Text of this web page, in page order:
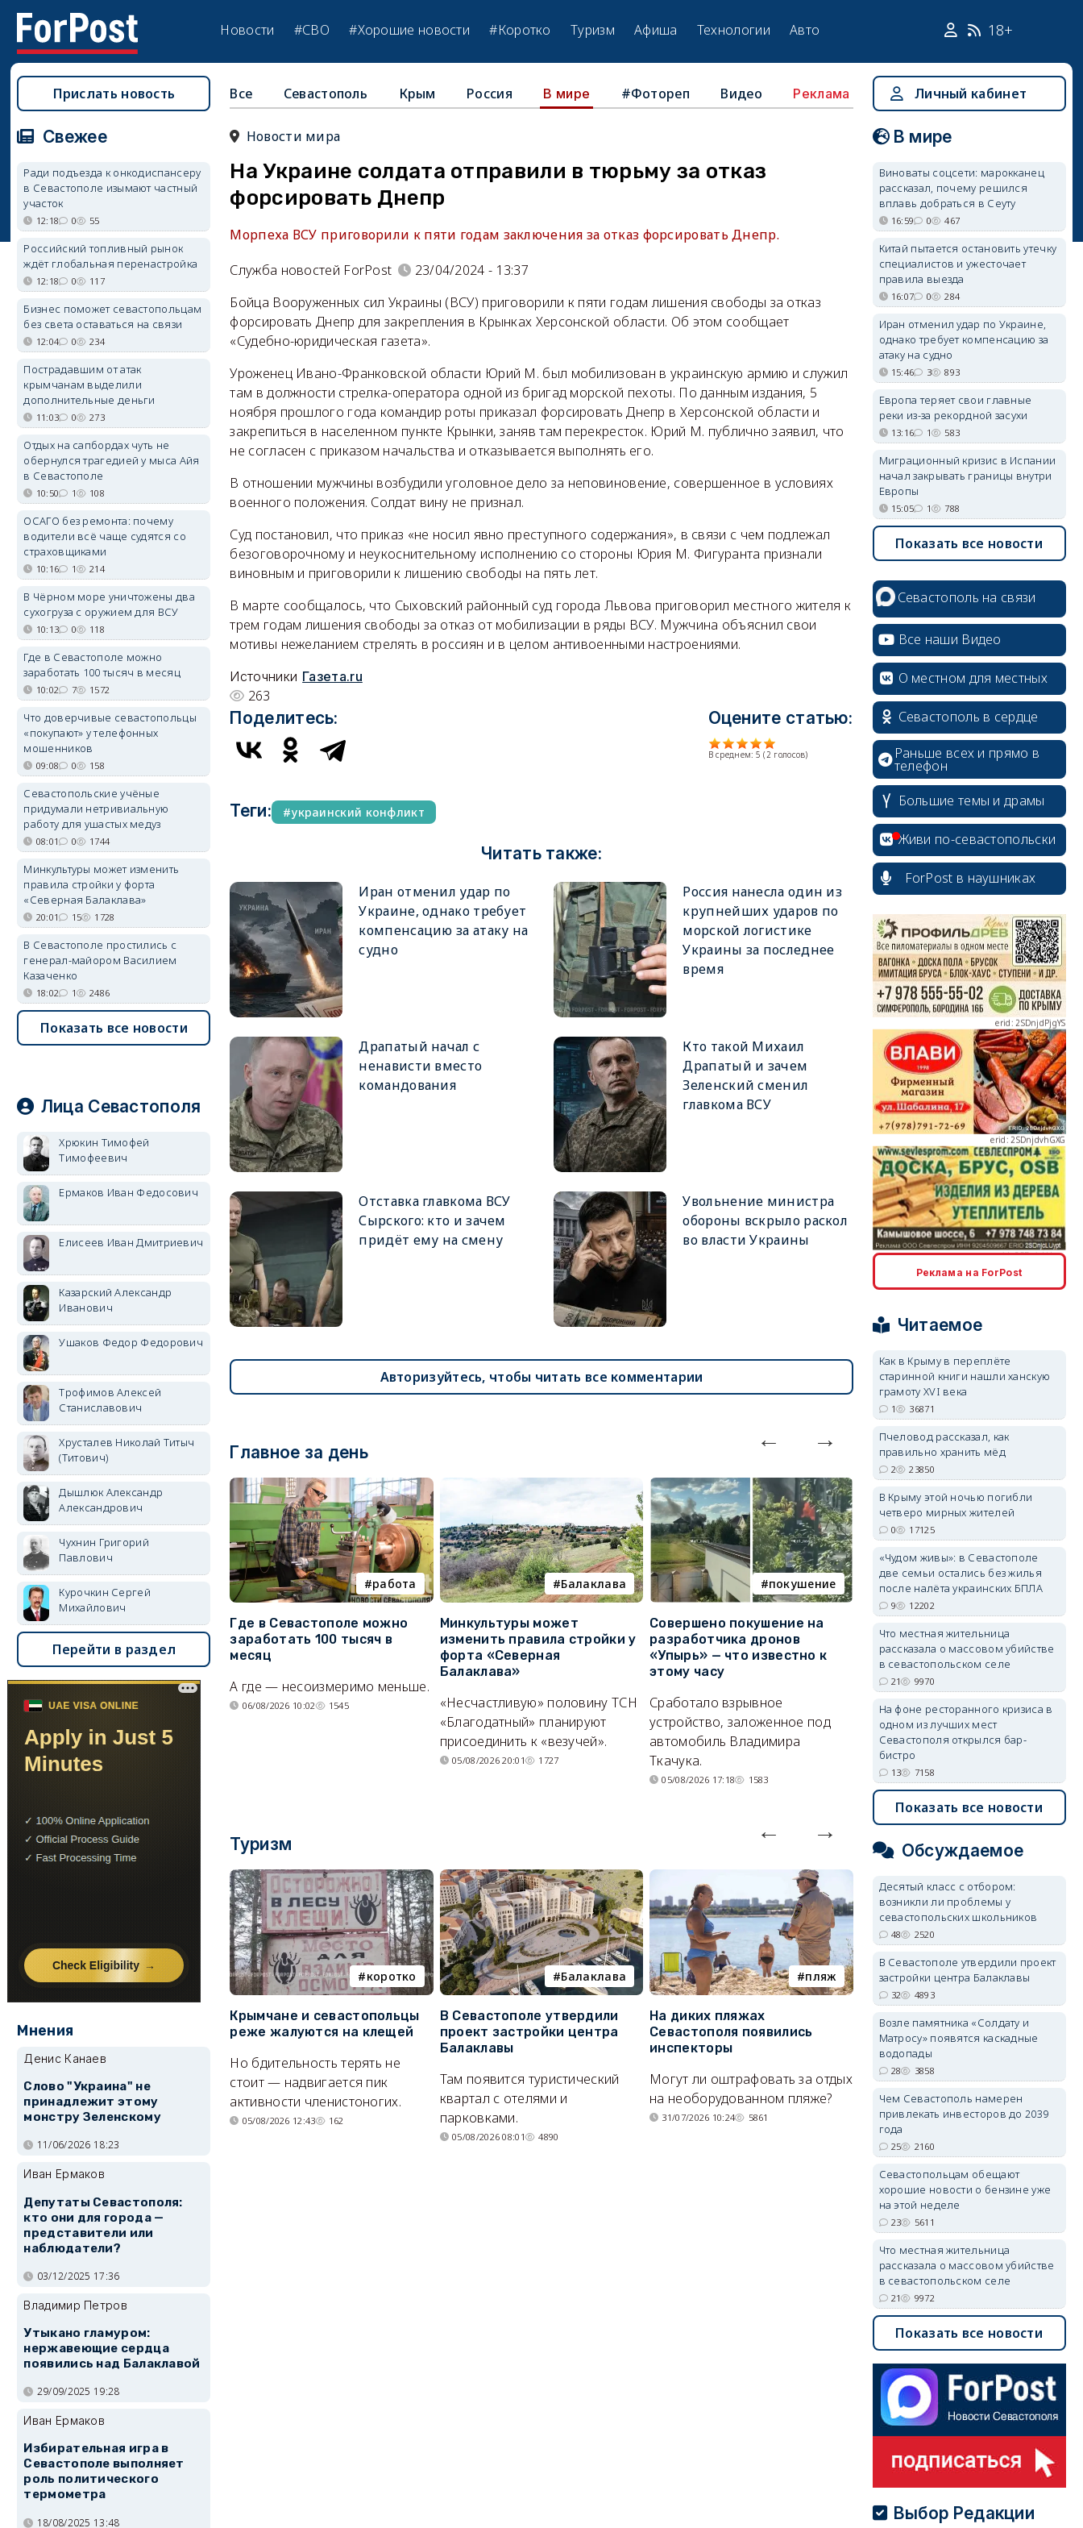
Новости #СВО #Хорошие новости #Коротко Туризм Афиша Технологии Авто 18+
Все Севастополь Крым Россия В мире #Фотореп Видео Реклама
Новости мира
На Украине солдата отправили в тюрьму за отказ
форсировать Днепр
Морпеха ВСУ приговорили к пяти годам заключения за отказ форсировать Днепр.
Служба новостей ForPost
23/04/2024 - 13:37
Бойца Вооруженных сил Украины (ВСУ) приговорили к пяти годам лишения свободы за отказ
форсировать Днепр для закрепления в Крынках Херсонской области. Об этом сообщает
«Судебно-юридическая газета».
Уроженец Ивано-Франковской области Юрий М. был мобилизован в украинскую армию и служил
там в должности стрелка-оператора одной из бригад морской пехоты. По данным издания, 5
ноября прошлого года командир роты приказал форсировать Днепр в Херсонской области и
закрепиться в населенном пункте Крынки, заняв там перекресток. Юрий М. публично заявил, что
не согласен с приказом начальства и отказывается выполнять его.
В отношении мужчины возбудили уголовное дело за неповиновение, совершенное в условиях
военного положения. Солдат вину не признал.
Суд постановил, что приказ «не носил явно преступного содержания», в связи с чем подлежал
безоговорочному и неукоснительному исполнению со стороны Юрия М. Фигуранта признали
виновным и приговорили к лишению свободы на пять лет.
В марте сообщалось, что Сыховский районный суд города Львова приговорил местного жителя к
трем годам лишения свободы за отказ от мобилизации в ряды ВСУ. Мужчина объяснил свои
мотивы нежеланием стрелять в россиян и в целом антивоенными настроениями.
Источники Газета.ru
263
Поделитесь: Оцените статью:
В среднем: 5 (2 голосов)
Теги: украинский конфликт
Читать также:
Иран отменил удар по
Украине, однако требует
компенсацию за атаку на
судно
Россия нанесла один из
крупнейших ударов по
морской логистике
Украины за последнее
время
Драпатый начал с
ненависти вместо
командования
Кто такой Михаил
Драпатый и зачем
Зеленский сменил
главкома ВСУ
Отставка главкома ВСУ
Сырского: кто и зачем
придёт ему на смену
Увольнение министра
обороны вскрыло раскол
во власти Украины
Авторизуйтесь, чтобы читать все комментарии
Главное за день
работа
Где в Севастополе можно
заработать 100 тысяч в
месяц
А где — несоизмеримо меньше.
06/08/2026 10:02 1545
Балаклава
Минкультуры может
изменить правила стройки у
форта «Северная
Балаклава»
«Несчастливую» половину ТСН
«Благодатный» планируют
присоединить к «везучей».
05/08/2026 20:01 1727
покушение
Совершено покушение на
разработчика дронов
«Упырь» — что известно к
этому часу
Сработало взрывное
устройство, заложенное под
автомобиль Владимира
Ткачука.
05/08/2026 17:18 1583
армия
кадровые перестановки в
руководстве Вооружённых
Сил
Сменились командующие
группировками, глава тыла и
руководитель нового рода
войск.
05/08/2026 14:54 1378
Туризм
коротко
Крымчане и севастопольцы
реже жалуются на клещей
Но бдительность терять не
стоит — надвигается пик
активности членистоногих.
05/08/2026 12:43 162
Балаклава
В Севастополе утвердили
проект застройки центра
Балаклавы
Там появится туристический
квартал с отелями и
парковками.
05/08/2026 08:01 4890
пляж
На диких пляжах
Севастополя появились
инспекторы
Могут ли оштрафовать за отдых
на необорудованном пляже?
31/07/2026 10:24 5861
туризм
сапбордах унесло от берега
Крыма на километр в море
Спасатели благополучно
вернули туристов обратно на
сушу.
29/07/2026 17:03
Прислать новость
Свежее
Ради подъезда к онкодиспансеру
в Севастополе изымают частный
участок
12:18 0 55
Российский топливный рынок
ждёт глобальная перенастройка
12:18 0 117
Бизнес поможет севастопольцам
без света оставаться на связи
12:04 0 234
Пострадавшим от атак
крымчанам выделили
дополнительные деньги
11:03 0 273
Отдых на сапбордах чуть не
обернулся трагедией у мыса Айя
в Севастополе
10:50 1 108
ОСАГО без ремонта: почему
водители всё чаще судятся со
страховщиками
10:16 1 214
В Чёрном море уничтожены два
сухогруза с оружием для ВСУ
10:13 0 118
Где в Севастополе можно
заработать 100 тысяч в месяц
10:02 7 1572
Что доверчивые севастопольцы
«покупают» у телефонных
мошенников
09:08 0 158
Севастопольские учёные
придумали нетривиальную
работу для ушастых медуз
08:01 0 1744
Минкультуры может изменить
правила стройки у форта
«Северная Балаклава»
20:01 15 1728
В Севастополе простились с
генерал-майором Василием
Казаченко
18:02 1 2486
Показать все новости
Лица Севастополя
Хрюкин Тимофей
Тимофеевич
Ермаков Иван Федосович
Елисеев Иван Дмитриевич
Казарский Александр
Иванович
Ушаков Федор Федорович
Трофимов Алексей
Станиславович
Хрусталев Николай Титыч
(Титович)
Дышлюк Александр
Александрович
Чухнин Григорий
Павлович
Курочкин Сергей
Михайлович
Перейти в раздел
Мнения
Денис Канаев
Слово "Украина" не
принадлежит этому
монстру Зеленскому
11/06/2026 18:23
Иван Ермаков
Депутаты Севастополя:
кто они для города —
представители или
наблюдатели?
03/12/2025 17:36
Владимир Петров
Утыкано гламуром:
нержавеющие сердца
появились над Балаклавой
29/09/2025 19:28
Иван Ермаков
Избирательная игра в
Севастополе выполняет
роль политического
термометра
18/08/2025 13:48
Личный кабинет
В мире
Виноваты соцсети: марокканец
рассказал, почему решился
вплавь добраться в Сеуту
16:59 0 467
Китай пытается остановить утечку
специалистов и ужесточает
правила выезда
16:07 0 284
Иран отменил удар по Украине,
однако требует компенсацию за
атаку на судно
15:46 3 893
Европа теряет свои главные
реки из-за рекордной засухи
13:16 1 583
Миграционный кризис в Испании
начал закрывать границы внутри
Европы
15:05 1 788
Показать все новости
Севастополь на связи
Все наши Видео
О местном для местных
Севастополь в сердце
Раньше всех и прямо в
телефон
Большие темы и драмы
Живи по-севастопольски
ForPost в наушниках
erid: 2SDnjcrDNw6
erid: 2SDnjdPjgYS
erid: 2SDnjdvhGXG
erid: 2SDnjcLUypt
Реклама на ForPost
Читаемое
Как в Крыму в переплёте
старинной книги нашли ханскую
грамоту XVI века
1 36871
Пчеловод рассказал, как
правильно хранить мёд
2 23850
В Крыму этой ночью погибли
четверо мирных жителей
0 17125
«Чудом живы»: в Севастополе
две семьи остались без жилья
после налёта украинских БПЛА
9 12202
Что местная жительница
рассказала о массовом убийстве
в севастопольском селе
21 9970
На фоне ресторанного кризиса в
одном из лучших мест
Севастополя открылся бар-
бистро
13 7158
Показать все новости
Обсуждаемое
Десятый класс с отбором:
возникли ли проблемы у
севастопольских школьников
48 2520
В Севастополе утвердили проект
застройки центра Балаклавы
32 4893
Возле памятника «Солдату и
Матросу» появятся каскадные
водопады
28 3858
Чем Севастополь намерен
привлекать инвесторов до 2039
года
25 2160
Севастопольцам обещают
хорошие новости о бензине уже
на этой неделе
23 5611
Что местная жительница
рассказала о массовом убийстве
в севастопольском селе
21 9972
Показать все новости
Выбор Редакции